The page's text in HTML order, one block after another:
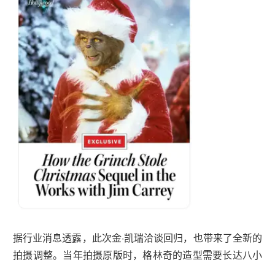
据行业消息透露，此次金·凯瑞洽谈回归，也带来了全新的
拍摄调整。当年拍摄原版时，格林奇的造型需要长达八小